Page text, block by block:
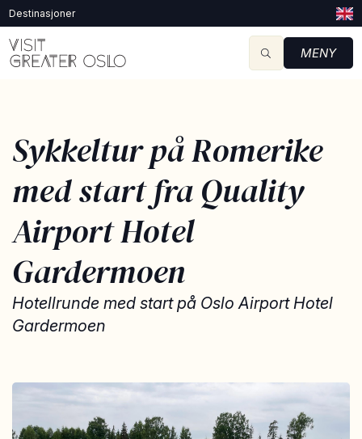
Destinasjoner
MENY
Sykkeltur på Romerike
med start fra Quality
Airport Hotel
Gardermoen
Hotellrunde med start på Oslo Airport Hotel
Gardermoen